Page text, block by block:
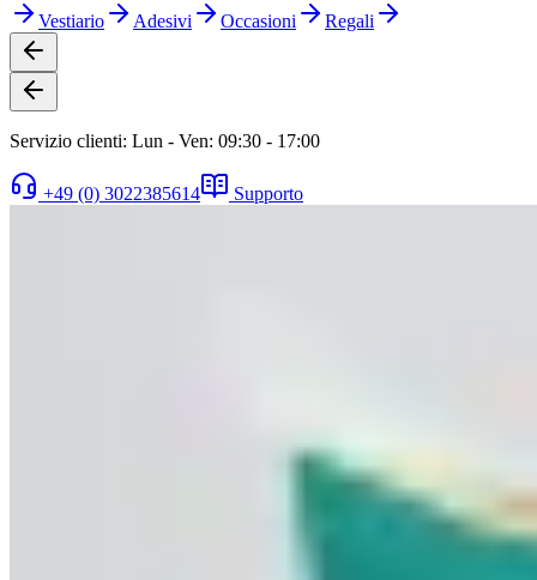
Vestiario
Adesivi Occasioni Regali
Servizio clienti: Lun - Ven: 09:30 - 17:00
+49 (0) 3022385614 Supporto